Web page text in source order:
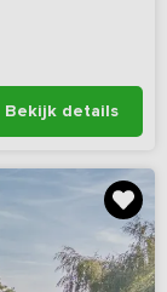
Bekijk details